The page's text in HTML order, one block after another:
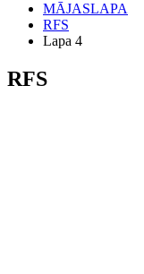
MĀJASLAPA
RFS
Lapa 4
RFS